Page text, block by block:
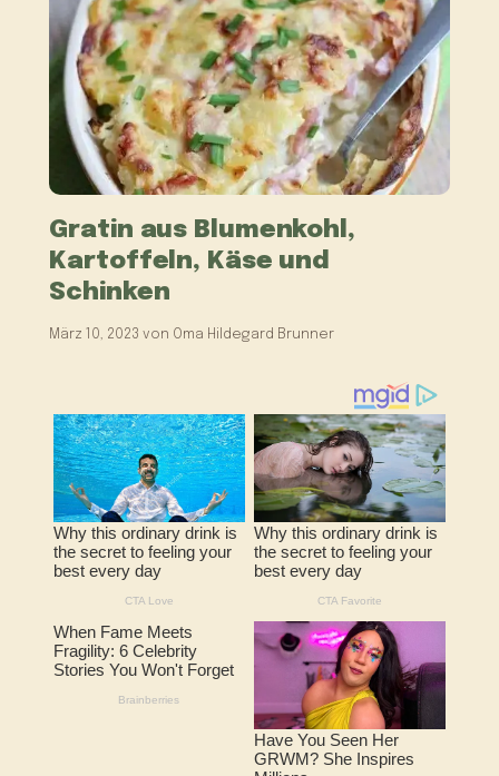
Gratin aus Blumenkohl,
Kartoffeln, Käse und
Schinken
März 10, 2023 von Oma Hildegard Brunner